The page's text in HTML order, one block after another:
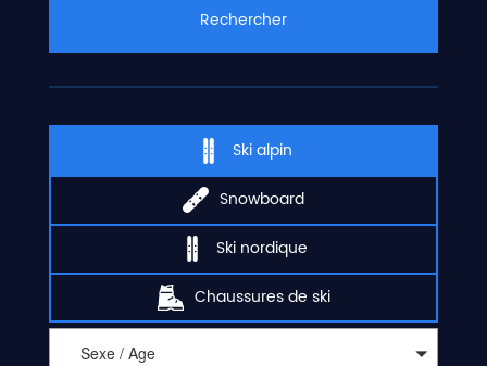
CONTACT
Rechercher
Ski alpin
Snowboard
Ski nordique
Chaussures de ski
Sexe / Age